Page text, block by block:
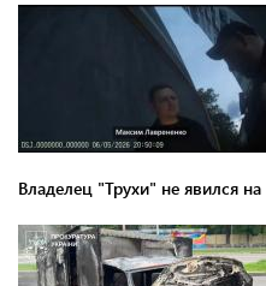
Владелец "Трухи" не явился